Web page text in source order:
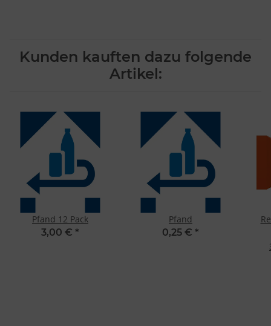
Kunden kauften dazu folgende
Artikel:
Pfand 12 Pack
3,00 € *
Pfand
0,25 € *